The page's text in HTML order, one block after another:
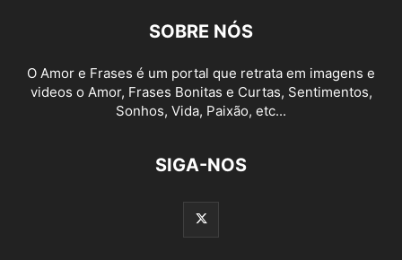
SOBRE NÓS
O Amor e Frases é um portal que retrata em imagens e
videos o Amor, Frases Bonitas e Curtas, Sentimentos,
Sonhos, Vida, Paixão, etc...
SIGA-NOS